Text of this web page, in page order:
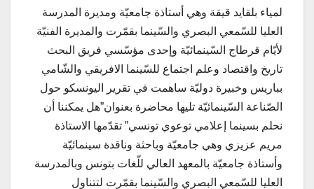
لمياء بلقايد قيقة وهي أستاذة جامعيّة ومديرة المدرسة
العليا للسّمعي البصري والسّينما بقمّرت والمديرة الفنيّة
لأيّام قرطاج السّينمائيّة وإحدى مؤسّسي فريق البحث
تاريخ واقتصاد وعلم اجتماع للسّينما الافريقي والشّامي
بباريس وخبيرة دوليّة ساهمت في تقرير اليونسكو حول
الصّناعة السّينمائيّة تليها محاضرة بعنوان”هل يمكننا أن
نحلم بسينما إعلامي توعوي تونسي” تقدّمها الاستاذة
مريم عزيزي وهي جامعيّة وباحثة وناقدة سينمائيّة
وأستاذة جامعيّة بالمعهد العالي للّغات بتونس وبالمدرسة
العليا للسّمعي البصري والسّينما بقمّرت لتتناول